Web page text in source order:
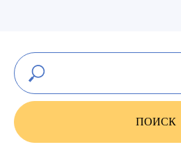
ПОИСК